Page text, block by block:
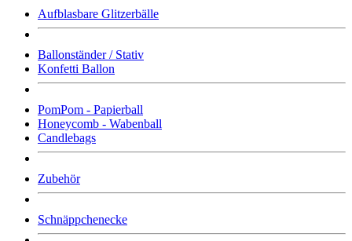
Aufblasbare Glitzerbälle
Ballonständer / Stativ
Konfetti Ballon
PomPom - Papierball
Honeycomb - Wabenball
Candlebags
Zubehör
Schnäppchenecke